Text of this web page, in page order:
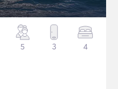
5 3 4